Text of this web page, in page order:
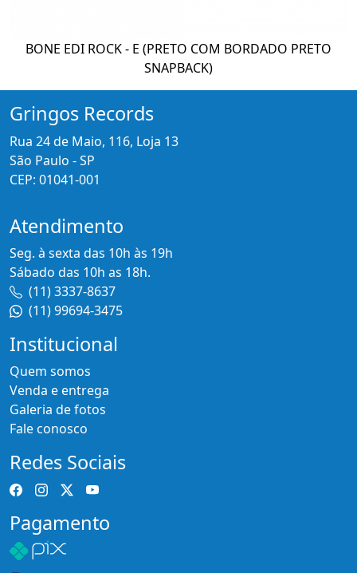
BONE EDI ROCK - E (PRETO COM BORDADO PRETO
SNAPBACK)
Gringos Records
Rua 24 de Maio, 116, Loja 13
São Paulo - SP
CEP: 01041-001
Atendimento
Seg. à sexta das 10h às 19h
Sábado das 10h as 18h.
(11) 3337-8637
(11) 99694-3475
Institucional
Quem somos
Venda e entrega
Galeria de fotos
Fale conosco
Redes Sociais
Pagamento